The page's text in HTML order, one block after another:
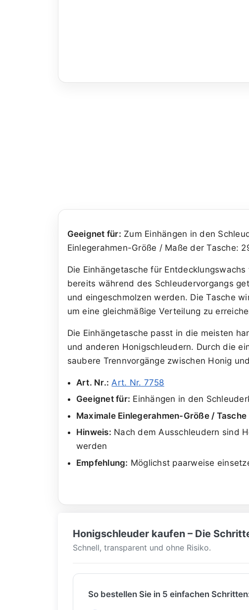
Geeignet für: Zum Einhängen in den
Einlegerahmen-Größe / Maße der Tasche:
Die Einhängetasche für
bereits während des Schleudervorgangs
und eingeschmolzen werden. Die Tasche
um eine gleichmäßige Verteilung zu
Die Einhängetasche passt in die meisten
und anderen Honigschleudern. Durch die
saubere Trennvorgänge zwischen Honig
Art. Nr.: Art. Nr. 7758
Geeignet für: Einhängen in den
Maximale Einlegerahmen-Größe / Tasche
Hinweis: Nach dem Ausschleudern sind
werden
Empfehlung: Möglichst paarweise
Honigschleuder kaufen – Die
Schnell, transparent und ohne Risiko.
So bestellen Sie in 5 einfachen